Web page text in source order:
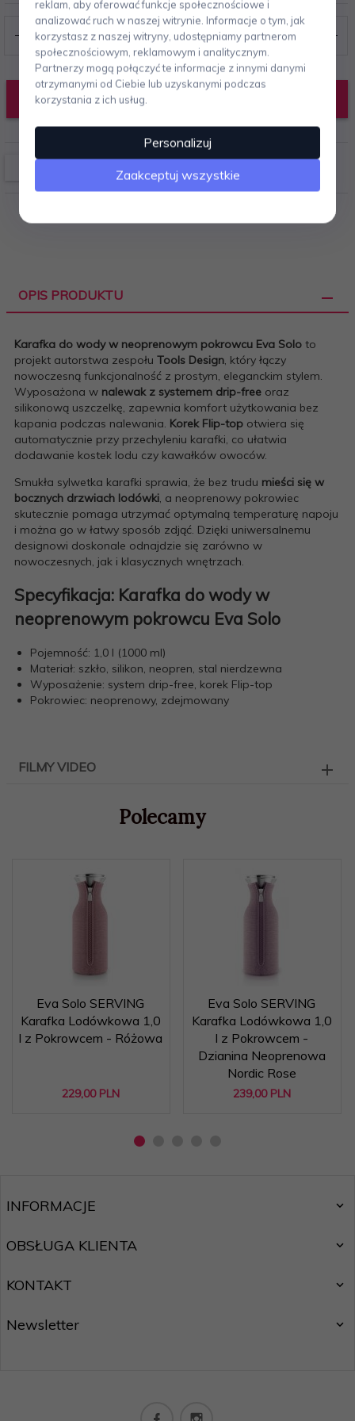
DODAJ DO KOSZYKA
OPIS PRODUKTU
Karafka do wody w neoprenowym pokrowcu Eva Solo to
projekt autorstwa zespołu Tools Design, który łączy
nowoczesną funkcjonalność z prostym, eleganckim stylem.
Wyposażona w nalewak z systemem drip-free oraz
silikonową uszczelkę, zapewnia komfort użytkowania bez
kapania podczas nalewania. Korek Flip-top otwiera się
automatycznie przy przechyleniu karafki, co ułatwia
dodawanie kostek lodu czy kawałków owoców.
Smukła sylwetka karafki sprawia, że bez trudu mieści się w
bocznych drzwiach lodówki, a neoprenowy pokrowiec
skutecznie pomaga utrzymać optymalną temperaturę napoju
i można go w łatwy sposób zdjąć. Dzięki uniwersalnemu
designowi doskonale odnajdzie się zarówno w
nowoczesnych, jak i klasycznych wnętrzach.
Specyfikacja: Karafka do wody w
neoprenowym pokrowcu Eva Solo
Pojemność: 1,0 l (1000 ml)
Materiał: szkło, silikon, neopren, stal nierdzewna
Wyposażenie: system drip-free, korek Flip-top
Pokrowiec: neoprenowy, zdejmowany
FILMY VIDEO
Polecamy
Eva Solo SERVING
Karafka Lodówkowa 1,0
l z Pokrowcem - Różowa
229,00 PLN
Eva Solo SERVING
Karafka Lodówkowa 1,0
l z Pokrowcem -
Dzianina Neoprenowa
Nordic Rose
239,00 PLN
INFORMACJE
OBSŁUGA KLIENTA
KONTAKT
Newsletter
reklam, aby oferować funkcje społecznościowe i
analizować ruch w naszej witrynie. Informacje o tym, jak
korzystasz z naszej witryny, udostępniamy partnerom
społecznościowym, reklamowym i analitycznym.
Partnerzy mogą połączyć te informacje z innymi danymi
otrzymanymi od Ciebie lub uzyskanymi podczas
korzystania z ich usług.
Personalizuj
Zaakceptuj wszystkie